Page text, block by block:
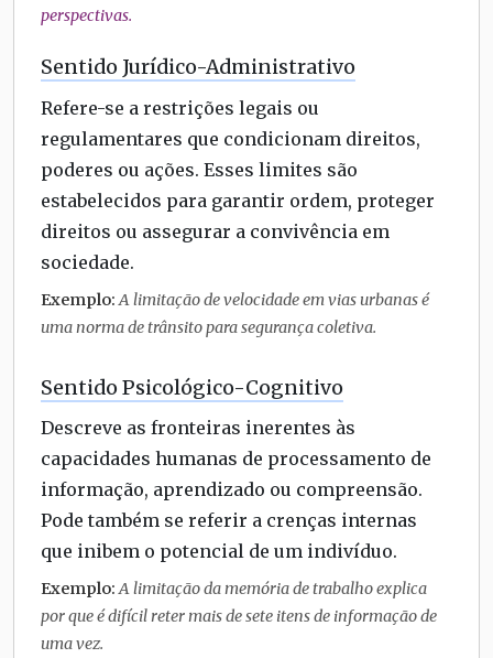
perspectivas.
Sentido Jurídico-Administrativo
Refere-se a restrições legais ou
regulamentares que condicionam direitos,
poderes ou ações. Esses limites são
estabelecidos para garantir ordem, proteger
direitos ou assegurar a convivência em
sociedade.
Exemplo:A limitação de velocidade em vias urbanas é
uma norma de trânsito para segurança coletiva.
Sentido Psicológico-Cognitivo
Descreve as fronteiras inerentes às
capacidades humanas de processamento de
informação, aprendizado ou compreensão.
Pode também se referir a crenças internas
que inibem o potencial de um indivíduo.
Exemplo:A limitação da memória de trabalho explica
por que é difícil reter mais de sete itens de informação de
uma vez.